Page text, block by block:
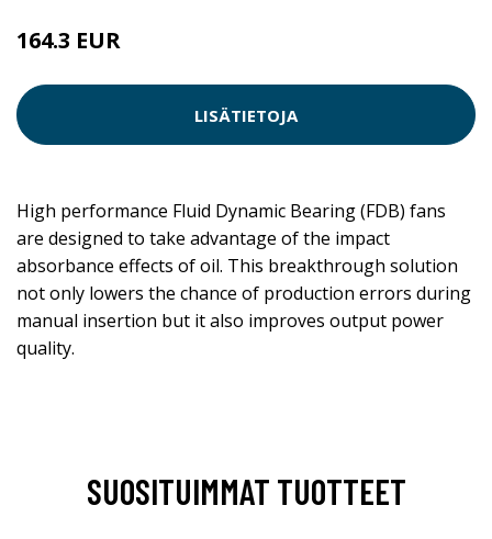
164.3 EUR
LISÄTIETOJA
High performance Fluid Dynamic Bearing (FDB) fans
are designed to take advantage of the impact
absorbance effects of oil. This breakthrough solution
not only lowers the chance of production errors during
manual insertion but it also improves output power
quality.
SUOSITUIMMAT TUOTTEET